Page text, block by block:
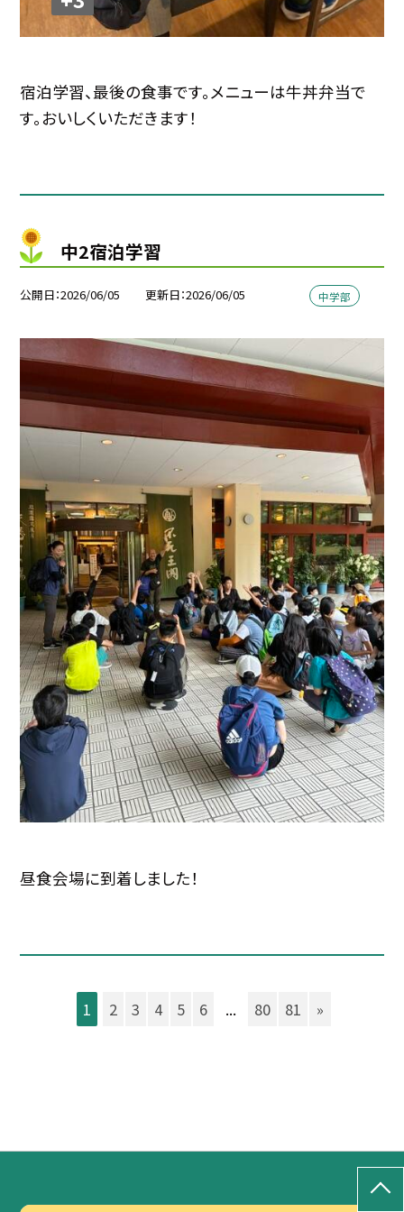
宿泊学習、最後の食事です。メニューは牛丼弁当で
す。おいしくいただきます！
中2宿泊学習
公開日 2026/06/05 更新日 2026/06/05 中学部
昼食会場に到着しました！
1 2 3 4 5 6 ... 80 81 »